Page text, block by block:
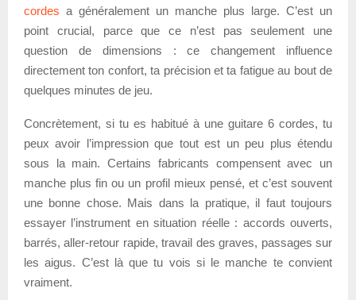
cordes a généralement un manche plus large. C’est un
point crucial, parce que ce n’est pas seulement une
question de dimensions : ce changement influence
directement ton confort, ta précision et ta fatigue au bout de
quelques minutes de jeu.
Concrètement, si tu es habitué à une guitare 6 cordes, tu
peux avoir l’impression que tout est un peu plus étendu
sous la main. Certains fabricants compensent avec un
manche plus fin ou un profil mieux pensé, et c’est souvent
une bonne chose. Mais dans la pratique, il faut toujours
essayer l’instrument en situation réelle : accords ouverts,
barrés, aller-retour rapide, travail des graves, passages sur
les aigus. C’est là que tu vois si le manche te convient
vraiment.